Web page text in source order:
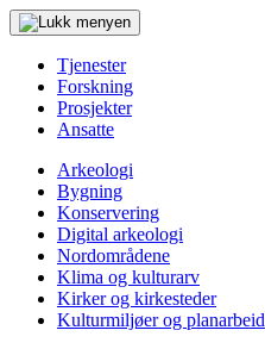
Tjenester
Forskning
Prosjekter
Ansatte
Arkeologi
Bygning
Konservering
Digital arkeologi
Nordområdene
Klima og kulturarv
Kirker og kirkesteder
Kulturmiljøer og planarbeid